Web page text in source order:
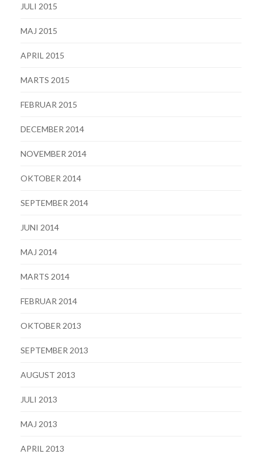
JULI 2015
MAJ 2015
APRIL 2015
MARTS 2015
FEBRUAR 2015
DECEMBER 2014
NOVEMBER 2014
OKTOBER 2014
SEPTEMBER 2014
JUNI 2014
MAJ 2014
MARTS 2014
FEBRUAR 2014
OKTOBER 2013
SEPTEMBER 2013
AUGUST 2013
JULI 2013
MAJ 2013
APRIL 2013